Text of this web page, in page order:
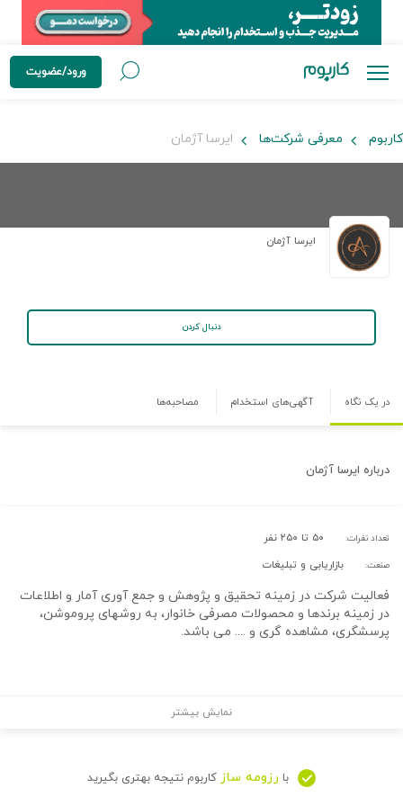
ورود/عضویت
کاربوم معرفی شرکت‌ها ایرسا آژمان
ایرسا آژمان
دنبال کردن
در یک نگاه آگهی‌های استخدام مصاحبه‌ها
درباره ایرسا آژمان
تعداد نفرات: ۵۰ تا ۲۵۰ نفر
صنعت: بازاریابی و تبلیغات
فعالیت شرکت در زمینه تحقیق و پژوهش و جمع آوری آمار و اطلاعات
در زمینه برندها و محصولات مصرفی خانوار، به روشهای پروموشن،
پرسشگری، مشاهده گری و .... می باشد.
نمایش بیشتر
با رزومه ساز کاربوم نتیجه بهتری بگیرید